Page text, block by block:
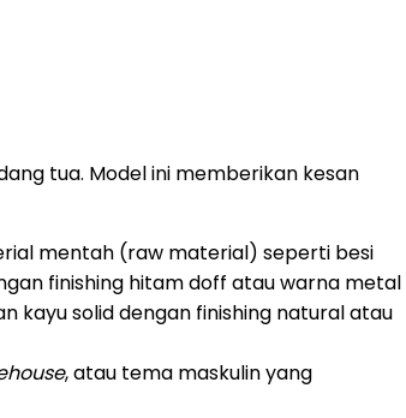
tua. Model ini memberikan kesan
mentah (raw material) seperti besi
finishing hitam doff atau warna metal
kayu solid dengan finishing natural atau
, atau tema maskulin yang